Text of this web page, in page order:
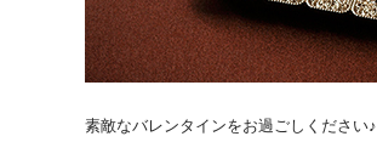
素敵なバレンタインをお過ごしください♪